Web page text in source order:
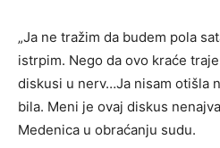
„Ja ne tražim da budem pola
istrpim. Nego da ovo kraće
diskusi u nerv…Ja nisam otišla
bila. Meni je ovaj diskus
Medenica u obraćanju sudu.